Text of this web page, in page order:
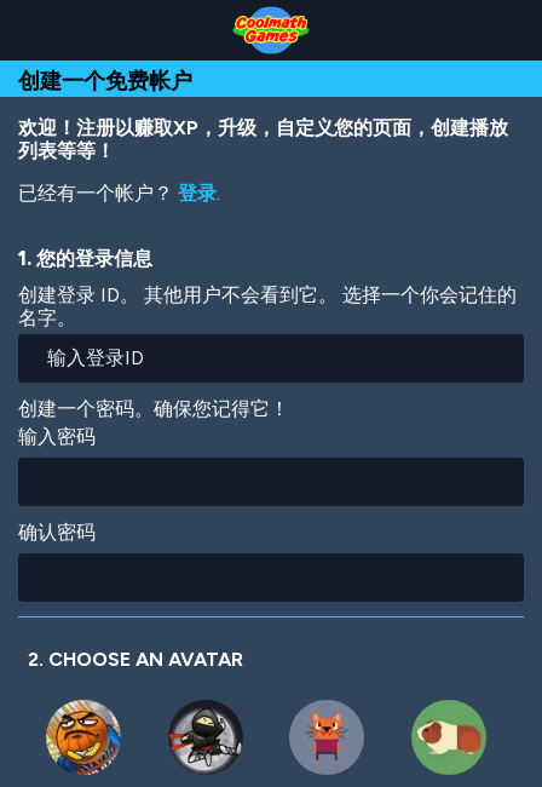
Top
of
Page
Navigation
Main
Content
Footer
到
主
要
内
容
创建一个免费帐户
欢迎！注册以赚取XP，升级，自定义您的页面，创建播放
列表等等！
已经有一个帐户？ 登录.
1. 您的登录信息
创建登录 ID。 其他用户不会看到它。 选择一个你会记住的
名字。
创建一个密码。确保您记得它！
输入密码
确认密码
2. CHOOSE AN AVATAR